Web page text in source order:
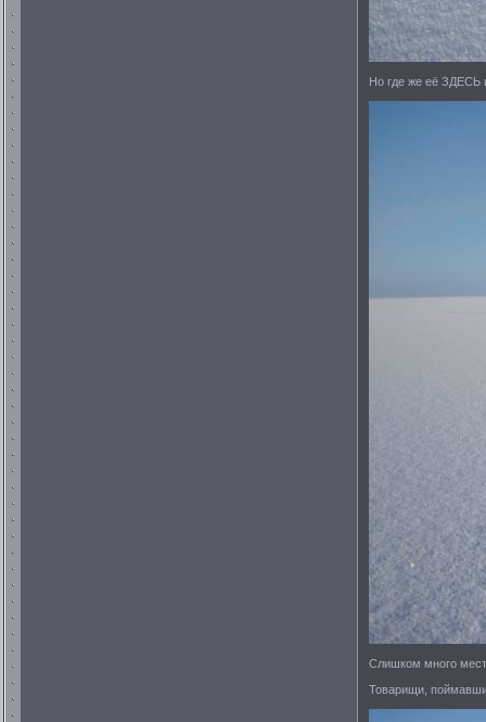
Но где же её ЗДЕСЬ
Слишком много
Товарищи,